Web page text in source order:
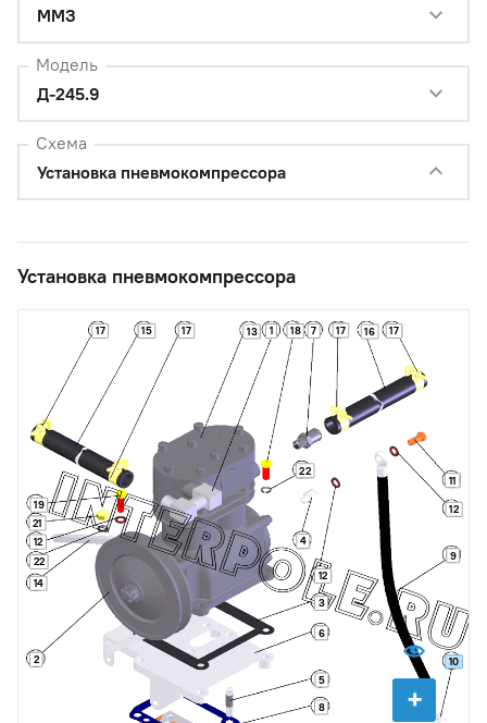
ММЗ
Модель
Д-245.9
Схема
Установка пневмокомпрессора
Установка пневмокомпрессора
+
1
2
3
4
5
6
7
8
9
10
11
12
12
12
13
14
15 16 17
17 17 17
18
19
21
22
22